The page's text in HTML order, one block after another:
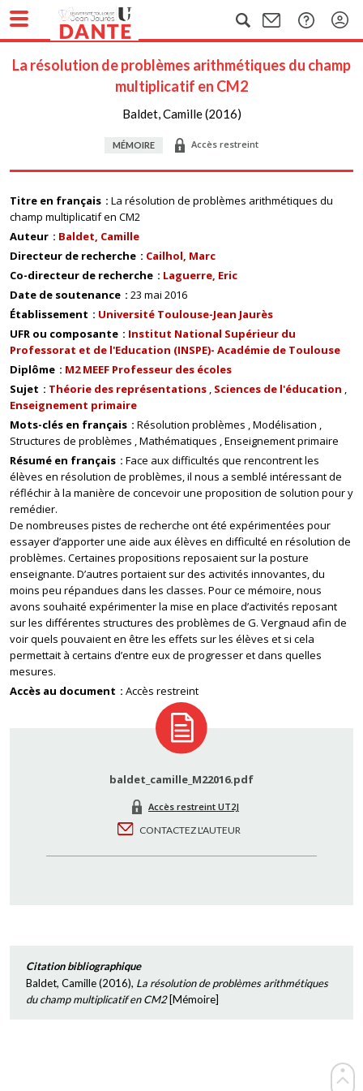
La résolution de problèmes arithmétiques du champ
multiplicatif en CM2
Baldet, Camille (2016)
MÉMOIRE Accès restreint
Titre en français
La résolution de problèmes arithmétiques du
champ multiplicatif en CM2
Auteur
Baldet, Camille
Directeur de recherche
Cailhol, Marc
Co-directeur de recherche
Laguerre, Eric
Date de soutenance
23 mai 2016
Établissement
Université Toulouse-Jean Jaurès
UFR ou composante
Institut National Supérieur du
Professorat et de l'Education (INSPE)- Académie de Toulouse
Diplôme
M2 MEEF Professeur des écoles
Sujet
Théorie des représentations Sciences de l'éducation
Enseignement primaire
Mots-clés en français
Résolution problèmes Modélisation
Structures de problèmes Mathématiques Enseignement primaire
Résumé en français
Face aux difficultés que rencontrent les
élèves en résolution de problèmes, il nous a semblé intéressant de
réfléchir à la manière de concevoir une proposition de solution pour y
remédier.
De nombreuses pistes de recherche ont été expérimentées pour
essayer d’apporter une aide aux élèves en difficulté en résolution de
problèmes. Certaines propositions reposaient sur la posture
enseignante. D’autres portaient sur des activités innovantes, du
moins peu répandues dans les classes. Pour ce mémoire, nous
avons souhaité expérimenter la mise en place d’activités reposant
sur les différentes structures des problèmes de G. Vergnaud afin de
voir quels pouvaient en être les effets sur les élèves et si cela
permettait à certains d’entre eux de progresser et dans quelles
mesures.
Accès au document
Accès restreint
baldet_camille_M22016.pdf
Accès restreint UT2J
CONTACTEZ L'AUTEUR
Citation bibliographique
Baldet, Camille(2016), La résolution de problèmes arithmétiques
du champ multiplicatif en CM2[Mémoire]